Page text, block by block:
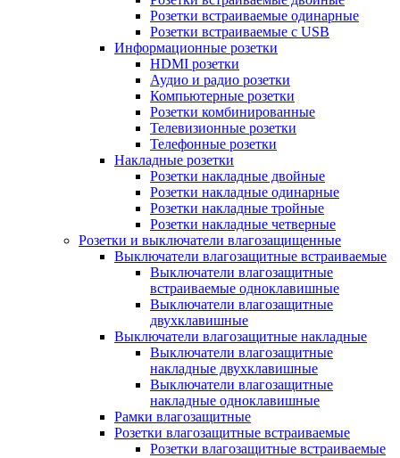
Розетки встраиваемые одинарные
Розетки встраиваемые с USB
Информационные розетки
HDMI розетки
Аудио и радио розетки
Компьютерные розетки
Розетки комбинированные
Телевизионные розетки
Телефонные розетки
Накладные розетки
Розетки накладные двойные
Розетки накладные одинарные
Розетки накладные тройные
Розетки накладные четверные
Розетки и выключатели влагозащищенные
Выключатели влагозащитные встраиваемые
Выключатели влагозащитные
встраиваемые одноклавишные
Выключатели влагозащитные
двухклавишные
Выключатели влагозащитные накладные
Выключатели влагозащитные
накладные двухклавишные
Выключатели влагозащитные
накладные одноклавишные
Рамки влагозащитные
Розетки влагозащитные встраиваемые
Розетки влагозащитные встраиваемые